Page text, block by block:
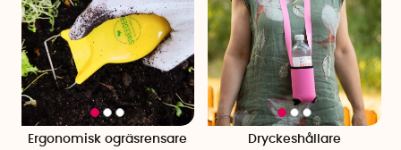
Ergonomisk ogräsrensare Dryckeshållare